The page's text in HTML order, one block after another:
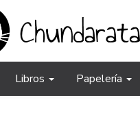
Libros Papelería